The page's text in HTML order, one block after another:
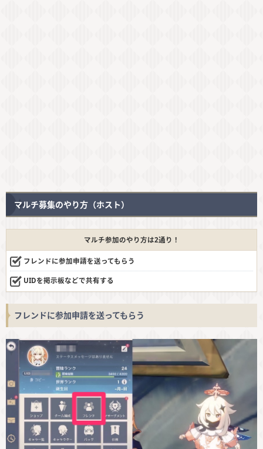
マルチ募集のやり方（ホスト）
マルチ参加のやり方は2通り！
フレンドに参加申請を送ってもらう
UIDを掲示板などで共有する
フレンドに参加申請を送ってもらう